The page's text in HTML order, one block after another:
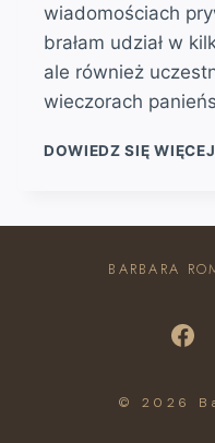
wiadomościach
brałam udział w
ale również
wieczorach
DOWIEDZ SIĘ WIĘCEJ
BARBARA
© 2026